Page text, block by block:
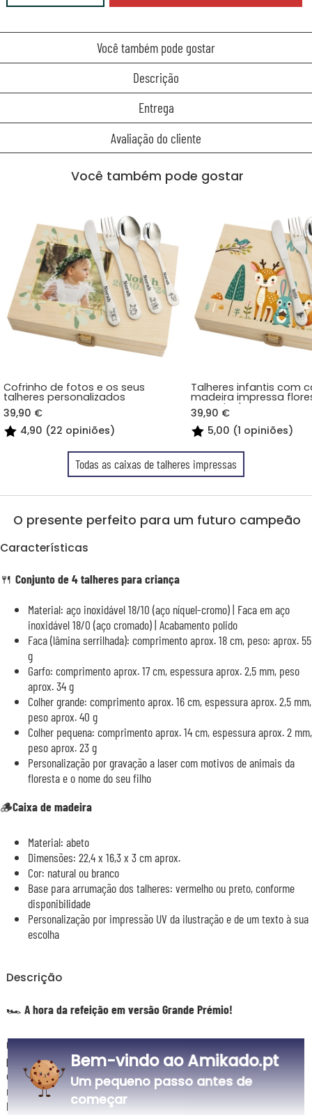
Você também pode gostar
Descrição
Entrega
Avaliação do cliente
Você também pode gostar
Cofrinho de fotos e os seus
talheres personalizados
39,90 €
4,90 (22 opiniões)
Talheres infantis com
madeira impressa
encantada
39,90 €
5,00 (1 opiniões)
Todas as caixas de talheres impressas
O presente perfeito para um futuro campeão
Características
🍴 Conjunto de 4 talheres para criança
Material: aço inoxidável 18/10 (aço níquel-cromo) | Faca em aço
inoxidável 18/0 (aço cromado) | Acabamento polido
Faca (lâmina serrilhada): comprimento aprox. 18 cm, peso: aprox. 55
g
Garfo: comprimento aprox. 17 cm, espessura aprox. 2,5 mm, peso
aprox. 34 g
Colher grande: comprimento aprox. 16 cm, espessura aprox. 2,5 mm,
peso aprox. 40 g
Colher pequena: comprimento aprox. 14 cm, espessura aprox. 2 mm,
peso aprox. 23 g
Personalização por gravação a laser com motivos de animais da
floresta e o nome do seu filho
🪵Caixa de madeira
Material: abeto
Dimensões: 22,4 x 16,3 x 3 cm aprox.
Cor: natural ou branco
Base para arrumação dos talheres: vermelho ou preto, conforme
disponibilidade
Personalização por impressão UV da ilustração e de um texto à sua
escolha
Descrição
🏎️ A hora da refeição em versão Grande Prémio!
Com o
personalizados, cada refeição transforma-se numa corrida
emocionante! Este conjunto inclui 4 talheres adaptados às pequenas
mãos, cada um decorado com um motivo inspirado no mundo da F1:
bandeira axadrezada, capacete, troféu e cronómetro. E o melhor? Cada
Bem-vindo ao Amikado.pt
Um pequeno passo antes de
começar